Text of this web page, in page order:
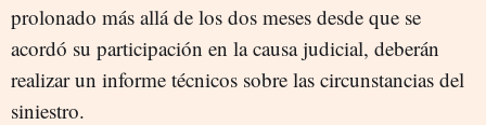
prolonado más allá de los dos meses desde que se
acordó su participación en la causa judicial, deberán
realizar un informe técnicos sobre las circunstancias del
siniestro.